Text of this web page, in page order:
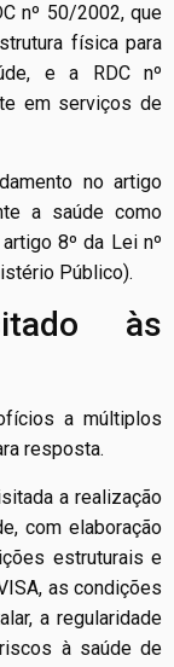
nº 50/2002, que
física para
e a RDC nº
em serviços de
no artigo
a saúde como
8º da Lei nº
Público).
às
a múltiplos
resposta.
a realização
com elaboração
estruturais e
as condições
a regularidade
à saúde de